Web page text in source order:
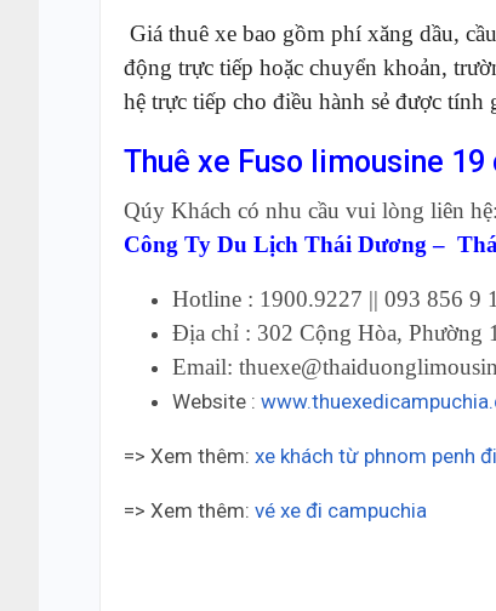
Giá thuê xe bao gồm phí xăng dầu,
động trực tiếp hoặc chuyển khoản,
hệ trực tiếp cho điều hành sẻ được tính
Thuê xe Fuso limousine
Qúy Khách có nhu cầu vui lòng liên hệ:
Công Ty Du Lịch Thái Dương –
Hotline : 1900.9227 || 093 856 9
Địa chỉ : 302 Cộng Hòa, Phường
Email:
Website :
=> Xem thêm: xe khách từ phnom penh
=> Xem thêm: vé xe đi campuchia